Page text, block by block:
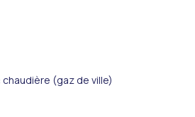
(gaz de ville)